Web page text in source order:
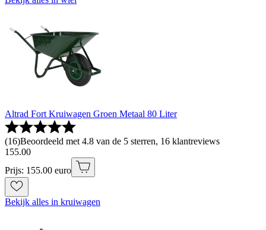
Altrad Fort Kruiwagen Groen Metaal 80 Liter
(16)Beoordeeld met 4.8 van de 5 sterren, 16 klantreviews
155.00
Prijs: 155.00 euro
Bekijk alles in kruiwagen